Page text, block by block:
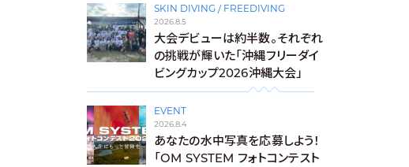
SKIN DIVING / FREEDIVING
2026.8.5
大会デビューは約半数。それぞれ
の挑戦が輝いた「沖縄フリーダイ
ビングカップ2026沖縄大会」
EVENT
2026.8.4
あなたの水中写真を応募しよう！
「OM SYSTEM フォトコンテスト